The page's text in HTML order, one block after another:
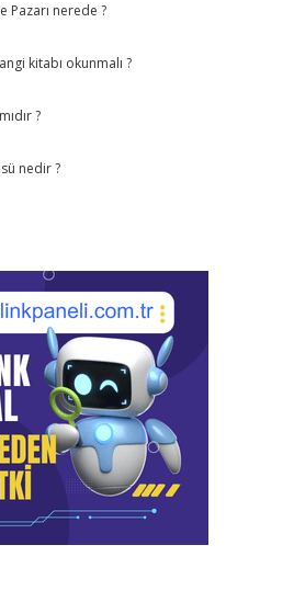
Pazarı nerede ?
kitabı okunmalı ?
?
nedir ?